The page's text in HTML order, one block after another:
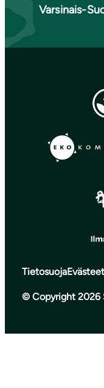
Varsinais-
TietosuojaEvästeet
© Copyright 2026